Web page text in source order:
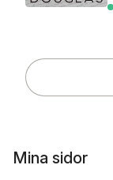
Mina sidor